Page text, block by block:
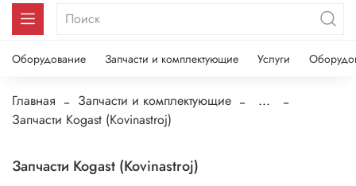
Оборудование Запчасти и комплектующие Услуги
Главная Запчасти и комплектующие
...
Запчасти Kogast (Kovinastroj)
Запчасти Kogast (Kovinastroj)